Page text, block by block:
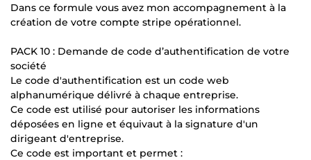
Dans ce formule vous avez mon accompagnement à la
création de votre compte stripe opérationnel.
PACK 10 : Demande de code d’authentification de votre
société
Le code d'authentification est un code web
alphanumérique délivré à chaque entreprise.
Ce code est utilisé pour autoriser les informations
déposées en ligne et équivaut à la signature d'un
dirigeant d'entreprise.
Ce code est important et permet :